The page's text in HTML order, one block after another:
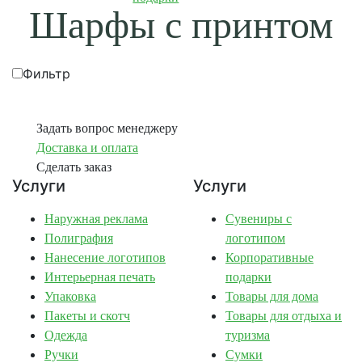
Шарфы с принтом
Фильтр
Задать вопрос менеджеру
Доставка и оплата
Сделать заказ
Услуги
Наружная реклама
Полиграфия
Нанесение логотипов
Интерьерная печать
Упаковка
Пакеты и скотч
Одежда
Ручки
Услуги
Сувениры с
логотипом
Корпоративные
подарки
Товары для дома
Товары для отдыха и
туризма
Сумки